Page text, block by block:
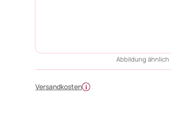
Abbildung ähnlich
Versandkosten